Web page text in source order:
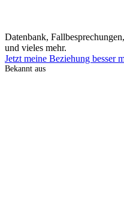
Datenbank,
und vieles mehr.
Jetzt meine Beziehung besser
Bekannt aus